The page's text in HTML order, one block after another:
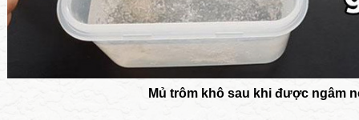
Mủ trôm khô sau khi được ngâm